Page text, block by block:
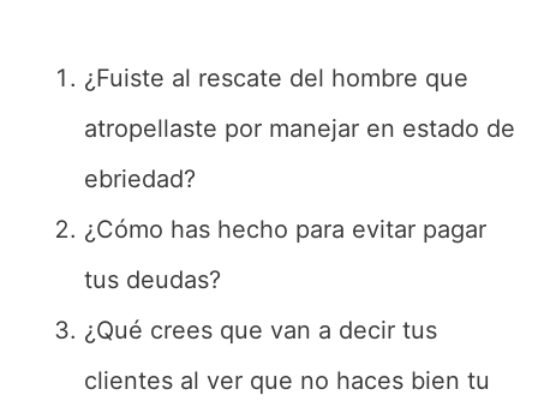
¿Fuiste al rescate del hombre que
atropellaste por manejar en estado de
ebriedad?
¿Cómo has hecho para evitar pagar
tus deudas?
¿Qué crees que van a decir tus
clientes al ver que no haces bien tu